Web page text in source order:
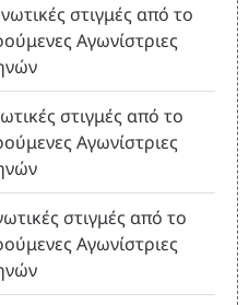
στιγμές από το
Αγωνίστριες
στιγμές από το
Αγωνίστριες
στιγμές από το
Αγωνίστριες